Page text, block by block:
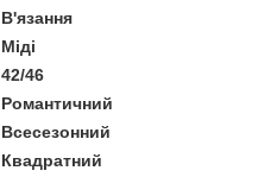
В'язання
Міді
42/46
Романтичний
Всесезонний
Квадратний